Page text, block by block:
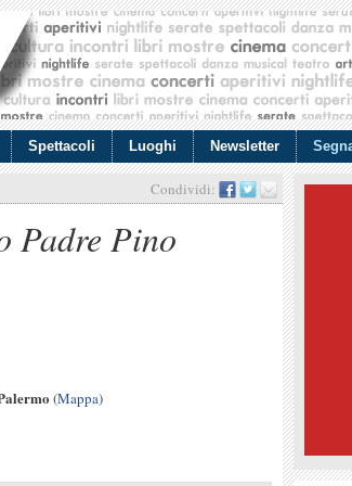
Spettacoli Luoghi Newsletter
Condividi:
Padre Pino
(Mappa)